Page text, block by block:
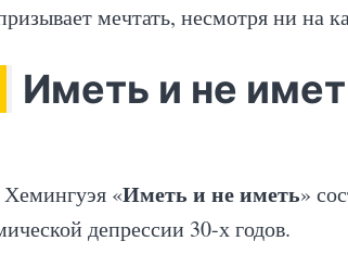
мечтать, несмотря ни на
Иметь и не
«Иметь и не иметь»
депрессии 30-х годов.